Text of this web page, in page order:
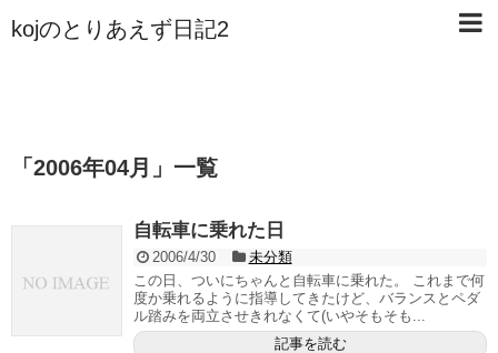
kojのとりあえず日記2
「 2006年04月 」 一覧
自転車に乗れた日
2006/4/30
未分類
この日、ついにちゃんと自転車に乗れた。 これまで何
度か乗れるように指導してきたけど、バランスとペダ
ル踏みを両立させきれなくて(いやそもそも...
記事を読む